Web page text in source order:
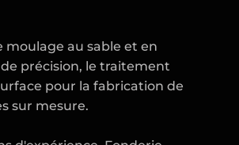
moulage au sable et en
précision, le traitement
pour la fabrication de
sur mesure.